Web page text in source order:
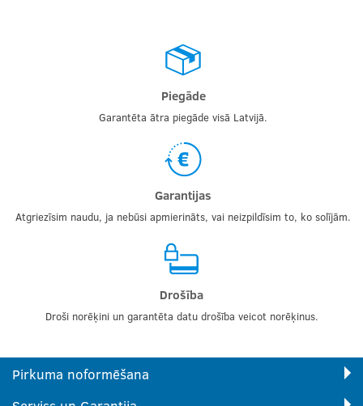
Piegāde
Garantēta ātra piegāde visā Latvijā.
Garantijas
Atgriezīsim naudu, ja nebūsi apmierināts, vai neizpildīsim to, ko solījām.
Drošība
Droši norēķini un garantēta datu drošība veicot norēķinus.
Pirkuma noformēšana